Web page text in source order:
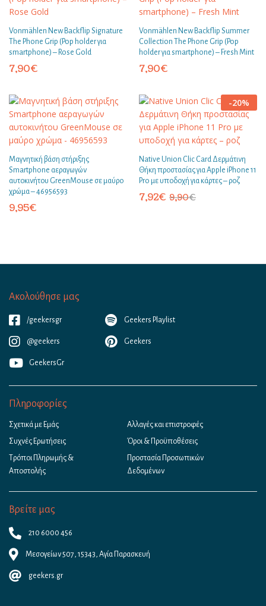
Vonmählen New Backflip Signature
The Phone Grip (Pop holder για
smartphone) – Rose Gold
7,90€
Vonmählen New Backflip Summer
Collection The Phone Grip (Pop
holder για smartphone) – Fresh Mint
7,90€
Μαγνητική βάση στήριξης
Smartphone αεραγωγών
αυτοκινήτου GreenMouse σε μαύρο
χρώμα – 46956593
9,95€
-20%
Native Union Clic Card Δερμάτινη
Θήκη προστασίας για Apple iPhone 11
Pro με υποδοχή για κάρτες – ροζ
7,92€ 9,90€
Ακολούθησε μας
/geekersgr
@geekers
GeekersGr
Geekers Playlist
Geekers
Πληροφορίες
Σχετικά με Εμάς
Συχνές Ερωτήσεις
Τρόποι Πληρωμής &
Αποστολής
Αλλαγές και επιστροφές
Όροι & Προϋποθέσεις
Προστασία Προσωπικών
Δεδομένων
Βρείτε μας
210 6000 456
Μεσογείων 507, 15343, Αγία Παρασκευή
geekers.gr